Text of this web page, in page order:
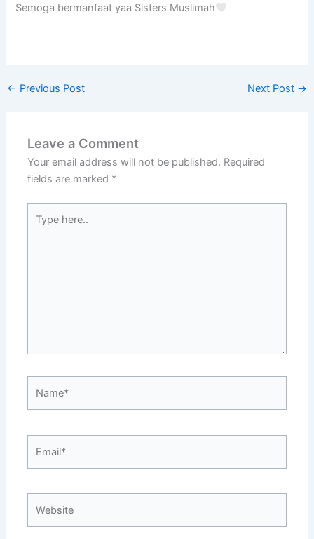
Semoga bermanfaat yaa Sisters Muslimah
← Previous Post Next Post →
Leave a Comment
Your email address will not be published. Required
fields are marked *
here..